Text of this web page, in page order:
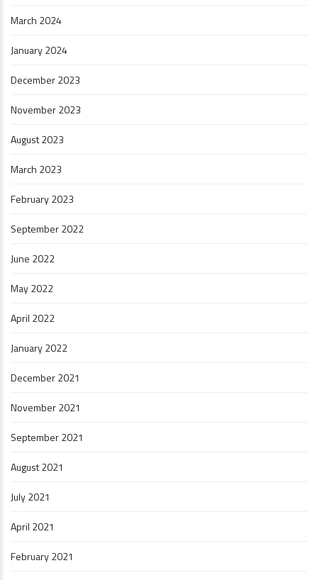
March 2024
January 2024
December 2023
November 2023
August 2023
March 2023
February 2023
September 2022
June 2022
May 2022
April 2022
January 2022
December 2021
November 2021
September 2021
August 2021
July 2021
April 2021
February 2021